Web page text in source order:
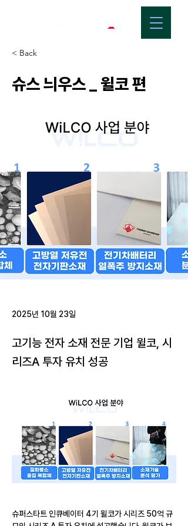
< Back
슈스 늬우스 _ 윌코 편
2025년 10월 23일
고기능 전자 소재 전문 기업 윌코, 시
리즈A 투자 유치 성공
슈퍼스타트 인큐베이터 4기 윌코가 시리즈 50억 규